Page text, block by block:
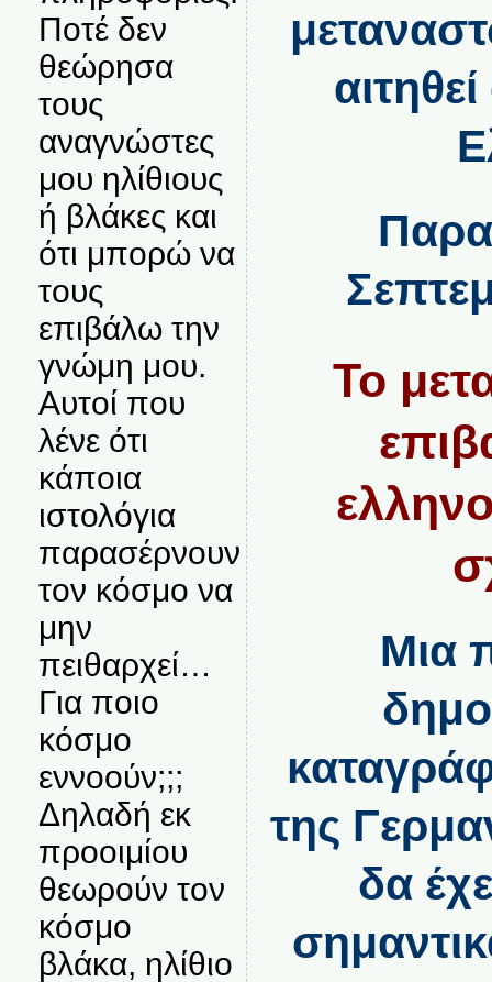
Ποτέ δεν
θεώρησα
τους
αναγνώστες
μου ηλίθιους
ή βλάκες και
ότι μπορώ να
τους
επιβάλω την
γνώμη μου.
Αυτοί που
λένε ότι
κάποια
ιστολόγια
παρασέρνουν
τον κόσμο να
μην
πειθαρχεί…
Για ποιο
κόσμο
εννοούν;;;
Δηλαδή εκ
προοιμίου
θεωρούν τον
κόσμο
βλάκα, ηλίθιο
Το
Μια
της
δα